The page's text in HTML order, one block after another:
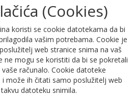
(Cookies)
koristi se cookie datotekama da bi
vašim potrebama. Cookie je
web stranice snima na vaš
ne mogu se koristiti da bi se pokretali
računalo. Cookie datoteke
može ih čitati samo poslužitelj web
datoteku snimila.